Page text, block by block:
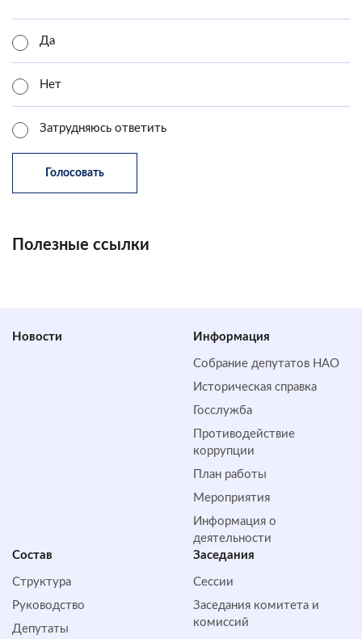
Да
Нет
Затрудняюсь ответить
Полезные ссылки
Новости Информация
Собрание депутатов НАО
Историческая справка
Госслужба
Противодействие
коррупции
План работы
Мероприятия
Информация о
деятельности
Состав
Структура
Руководство
Депутаты
Заседания
Сессии
Заседания комитета и
комиссий